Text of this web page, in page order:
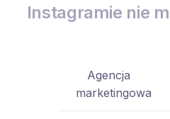
Instagramie nie
Agencja
marketingowa